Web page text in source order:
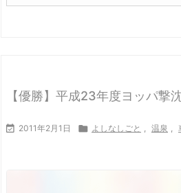
【優勝】平成23年度ヨッパ撃
 2011年2月1日  よしなしごと , 温泉 ,